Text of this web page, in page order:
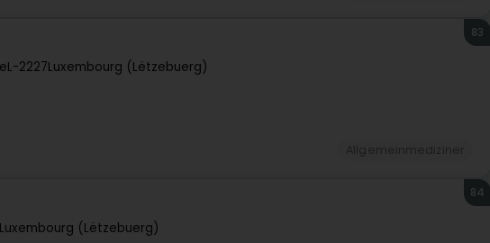
L-2227Luxembourg (Lëtzebuerg)
83
Luxembourg (Lëtzebuerg)
84